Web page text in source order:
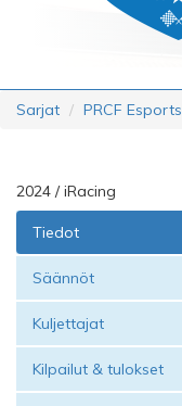
Sarjat PRCF Esports
2024 / iRacing
Tiedot
Säännöt
Kuljettajat
Kilpailut & tulokset